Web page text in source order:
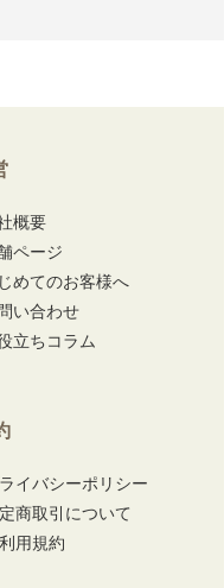
ツ 85cm ホワイ
半袖ポ
】 をお買い上
チヤーズ 8YARDS
ー】【中古 メン
います！
GARMIN レーザ
APPROACH Z30
げ!!ありがとう
概要
ページ
めてのお客様へ
い合わせ
立ちコラム
イバシーポリシー
商取引について
用規約